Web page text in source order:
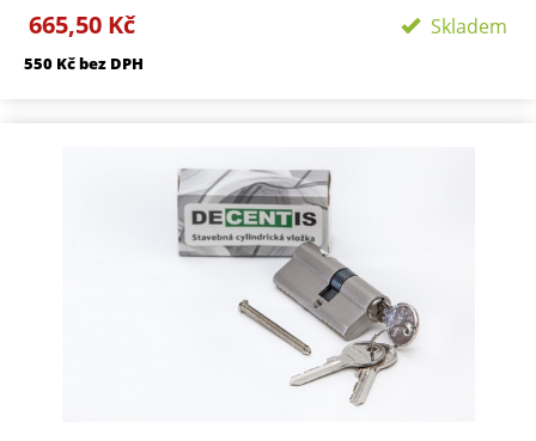
50/50mm Délka rozety 134 mm
Součástí kování je montážní materiál.
WC klika/klika rozeta pro WC nebo koupelnu
PZ LI - klika levá / koule
PZ RE - klika pravá / koule
665,50 Kč Skladem
550 Kč bez DPH